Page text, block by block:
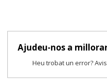
Ajudeu-nos a
Heu trobat un error?